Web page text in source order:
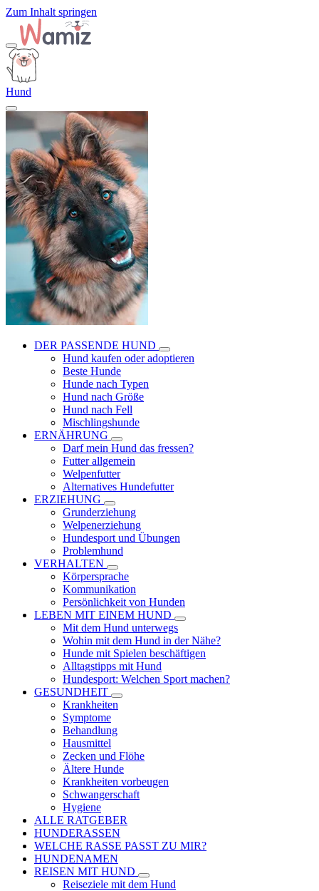
Zum Inhalt springen
Hund
DER PASSENDE HUND
Hund kaufen oder adoptieren
Beste Hunde
Hunde nach Typen
Hund nach Größe
Hund nach Fell
Mischlingshunde
ERNÄHRUNG
Darf mein Hund das fressen?
Futter allgemein
Welpenfutter
Alternatives Hundefutter
ERZIEHUNG
Grunderziehung
Welpenerziehung
Hundesport und Übungen
Problemhund
VERHALTEN
Körpersprache
Kommunikation
Persönlichkeit von Hunden
LEBEN MIT EINEM HUND
Mit dem Hund unterwegs
Wohin mit dem Hund in der Nähe?
Hunde mit Spielen beschäftigen
Alltagstipps mit Hund
Hundesport: Welchen Sport machen?
GESUNDHEIT
Krankheiten
Symptome
Behandlung
Hausmittel
Zecken und Flöhe
Ältere Hunde
Krankheiten vorbeugen
Schwangerschaft
Hygiene
ALLE RATGEBER
HUNDERASSEN
WELCHE RASSE PASST ZU MIR?
HUNDENAMEN
REISEN MIT HUND
Reiseziele mit dem Hund